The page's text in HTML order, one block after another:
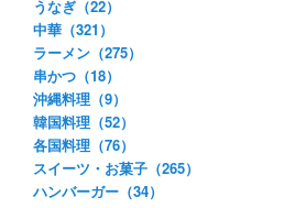
うなぎ（22）
中華（321）
ラーメン（275）
串かつ（18）
沖縄料理（9）
韓国料理（52）
各国料理（76）
スイーツ・お菓子（265）
ハンバーガー（34）